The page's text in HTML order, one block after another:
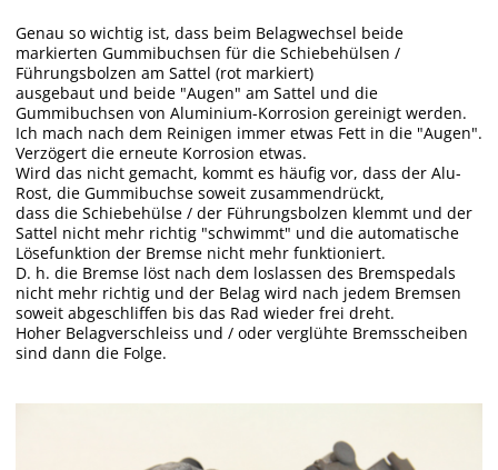
Genau so wichtig ist, dass beim Belagwechsel beide
markierten Gummibuchsen für die Schiebehülsen /
Führungsbolzen am Sattel (rot markiert)
ausgebaut und beide "Augen" am Sattel und die
Gummibuchsen von Aluminium-Korrosion gereinigt werden.
Ich mach nach dem Reinigen immer etwas Fett in die "Augen".
Verzögert die erneute Korrosion etwas.
Wird das nicht gemacht, kommt es häufig vor, dass der Alu-
Rost, die Gummibuchse soweit zusammendrückt,
dass die Schiebehülse / der Führungsbolzen klemmt und der
Sattel nicht mehr richtig "schwimmt" und die automatische
Lösefunktion der Bremse nicht mehr funktioniert.
D. h. die Bremse löst nach dem loslassen des Bremspedals
nicht mehr richtig und der Belag wird nach jedem Bremsen
soweit abgeschliffen bis das Rad wieder frei dreht.
Hoher Belagverschleiss und / oder verglühte Bremsscheiben
sind dann die Folge.